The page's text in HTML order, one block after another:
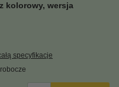
kolorowy, wersja
specyfikacje